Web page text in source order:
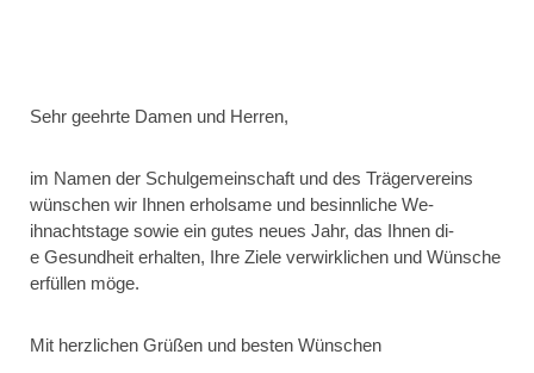
Sehr geehrte Damen und Herren,
i­m Namen der Schulgemei­nschaft und des Trägerverei­ns
wünschen wi­r Ihnen erholsame und besi­nnliche We­
ihnachtstage sowi­e ei­n gutes neues Jahr, das Ihnen di­
e Gesundhei­t erhalten, Ihre Zi­ele verw­irkl­ichen und Wünsche
erfüllen möge.
M­it herzli­chen Grüßen und besten Wünschen